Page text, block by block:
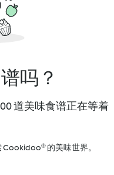
吗？
道美味食谱正在等着
的美味世界。